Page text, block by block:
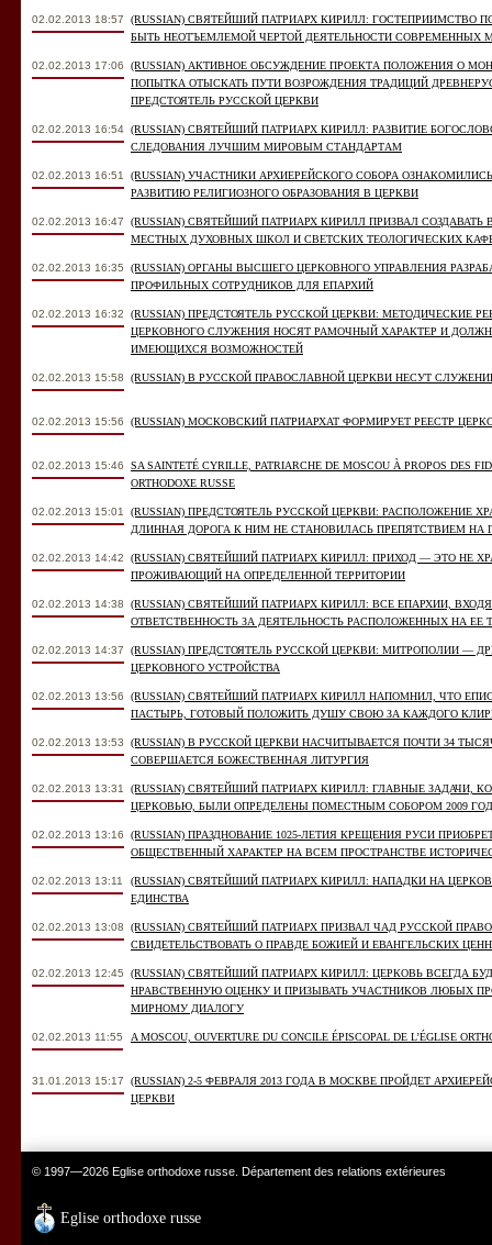
02.02.2013 18:57
(RUSSIAN) СВЯТЕЙШИЙ ПАТРИАРХ КИРИЛЛ:
БЫТЬ НЕОТЪЕМЛЕМОЙ ЧЕРТОЙ ДЕЯТЕЛЬНОСТИ СОВРЕМЕННЫХ
02.02.2013 17:06
(RUSSIAN) АКТИВНОЕ ОБСУЖДЕНИЕ ПРОЕКТА ПОЛОЖЕНИЯ О
ПОПЫТКА ОТЫСКАТЬ ПУТИ ВОЗРОЖДЕНИЯ ТРАДИЦИЙ
ПРЕДСТОЯТЕЛЬ РУССКОЙ ЦЕРКВИ
02.02.2013 16:54 (RUSSIAN) СВЯТЕЙШИЙ ПАТРИАРХ КИРИЛЛ: РАЗВИТИЕ
СЛЕДОВАНИЯ ЛУЧШИМ МИРОВЫМ СТАНДАРТАМ
02.02.2013 16:51
(RUSSIAN) УЧАСТНИКИ АРХИЕРЕЙСКОГО СОБОРА
РАЗВИТИЮ РЕЛИГИОЗНОГО ОБРАЗОВАНИЯ В ЦЕРКВИ
02.02.2013 16:47
(RUSSIAN) СВЯТЕЙШИЙ ПАТРИАРХ КИРИЛЛ ПРИЗВАЛ
МЕСТНЫХ ДУХОВНЫХ ШКОЛ И СВЕТСКИХ ТЕОЛОГИЧЕСКИХ
02.02.2013 16:35
(RUSSIAN) ОРГАНЫ ВЫСШЕГО ЦЕРКОВНОГО УПРАВЛЕНИЯ
ПРОФИЛЬНЫХ СОТРУДНИКОВ ДЛЯ ЕПАРХИЙ
02.02.2013 16:32
(RUSSIAN) ПРЕДСТОЯТЕЛЬ РУССКОЙ ЦЕРКВИ: МЕТОДИЧЕСКИЕ
ЦЕРКОВНОГО СЛУЖЕНИЯ НОСЯТ РАМОЧНЫЙ ХАРАКТЕР И
ИМЕЮЩИХСЯ ВОЗМОЖНОСТЕЙ
02.02.2013 15:58 (RUSSIAN) В РУССКОЙ ПРАВОСЛАВНОЙ ЦЕРКВИ НЕСУТ
02.02.2013 15:56 (RUSSIAN) МОСКОВСКИЙ ПАТРИАРХАТ ФОРМИРУЕТ РЕЕСТР
02.02.2013 15:46
SA SAINTETÉ CYRILLE, PATRIARCHE DE MOSCOU À PROPOS DES
ORTHODOXE RUSSE
02.02.2013 15:01
(RUSSIAN) ПРЕДСТОЯТЕЛЬ РУССКОЙ ЦЕРКВИ: РАСПОЛОЖЕНИЕ
ДЛИННАЯ ДОРОГА К НИМ НЕ СТАНОВИЛАСЬ ПРЕПЯТСТВИЕМ НА
02.02.2013 14:42
(RUSSIAN) СВЯТЕЙШИЙ ПАТРИАРХ КИРИЛЛ: ПРИХОД — ЭТО НЕ
ПРОЖИВАЮЩИЙ НА ОПРЕДЕЛЕННОЙ ТЕРРИТОРИИ
02.02.2013 14:38
(RUSSIAN) СВЯТЕЙШИЙ ПАТРИАРХ КИРИЛЛ: ВСЕ ЕПАРХИИ,
ОТВЕТСТВЕННОСТЬ ЗА ДЕЯТЕЛЬНОСТЬ РАСПОЛОЖЕННЫХ НА
02.02.2013 14:37
(RUSSIAN) ПРЕДСТОЯТЕЛЬ РУССКОЙ ЦЕРКВИ: МИТРОПОЛИИ —
ЦЕРКОВНОГО УСТРОЙСТВА
02.02.2013 13:56
(RUSSIAN) СВЯТЕЙШИЙ ПАТРИАРХ КИРИЛЛ НАПОМНИЛ, ЧТО
ПАСТЫРЬ, ГОТОВЫЙ ПОЛОЖИТЬ ДУШУ СВОЮ ЗА КАЖДОГО
02.02.2013 13:53
(RUSSIAN) В РУССКОЙ ЦЕРКВИ НАСЧИТЫВАЕТСЯ ПОЧТИ 34
СОВЕРШАЕТСЯ БОЖЕСТВЕННАЯ ЛИТУРГИЯ
02.02.2013 13:31
(RUSSIAN) СВЯТЕЙШИЙ ПАТРИАРХ КИРИЛЛ: ГЛАВНЫЕ ЗАДАЧИ,
ЦЕРКОВЬЮ, БЫЛИ ОПРЕДЕЛЕНЫ ПОМЕСТНЫМ СОБОРОМ 2009
02.02.2013 13:16
(RUSSIAN) ПРАЗДНОВАНИЕ 1025-ЛЕТИЯ КРЕЩЕНИЯ РУСИ
ОБЩЕСТВЕННЫЙ ХАРАКТЕР НА ВСЕМ ПРОСТРАНСТВЕ
02.02.2013 13:11
(RUSSIAN) СВЯТЕЙШИЙ ПАТРИАРХ КИРИЛЛ: НАПАДКИ НА
ЕДИНСТВА
02.02.2013 13:08
(RUSSIAN) СВЯТЕЙШИЙ ПАТРИАРХ ПРИЗВАЛ ЧАД РУССКОЙ
СВИДЕТЕЛЬСТВОВАТЬ О ПРАВДЕ БОЖИЕЙ И ЕВАНГЕЛЬСКИХ
02.02.2013 12:45
(RUSSIAN) СВЯТЕЙШИЙ ПАТРИАРХ КИРИЛЛ: ЦЕРКОВЬ ВСЕГДА
НРАВСТВЕННУЮ ОЦЕНКУ И ПРИЗЫВАТЬ УЧАСТНИКОВ ЛЮБЫХ
МИРНОМУ ДИАЛОГУ
02.02.2013 11:55 A MOSCOU, OUVERTURE DU CONCILE ÉPISCOPAL DE L’ÉGLISE
31.01.2013 15:17
(RUSSIAN) 2-5 ФЕВРАЛЯ 2013 ГОДА В МОСКВЕ ПРОЙДЕТ
ЦЕРКВИ
© 1997—2026 Eglise orthodoxe russe. Département des relations extérieures
Eglise orthodoxe russe